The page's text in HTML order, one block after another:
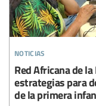
noticias
Red Africana de
estrategias para
de la primera